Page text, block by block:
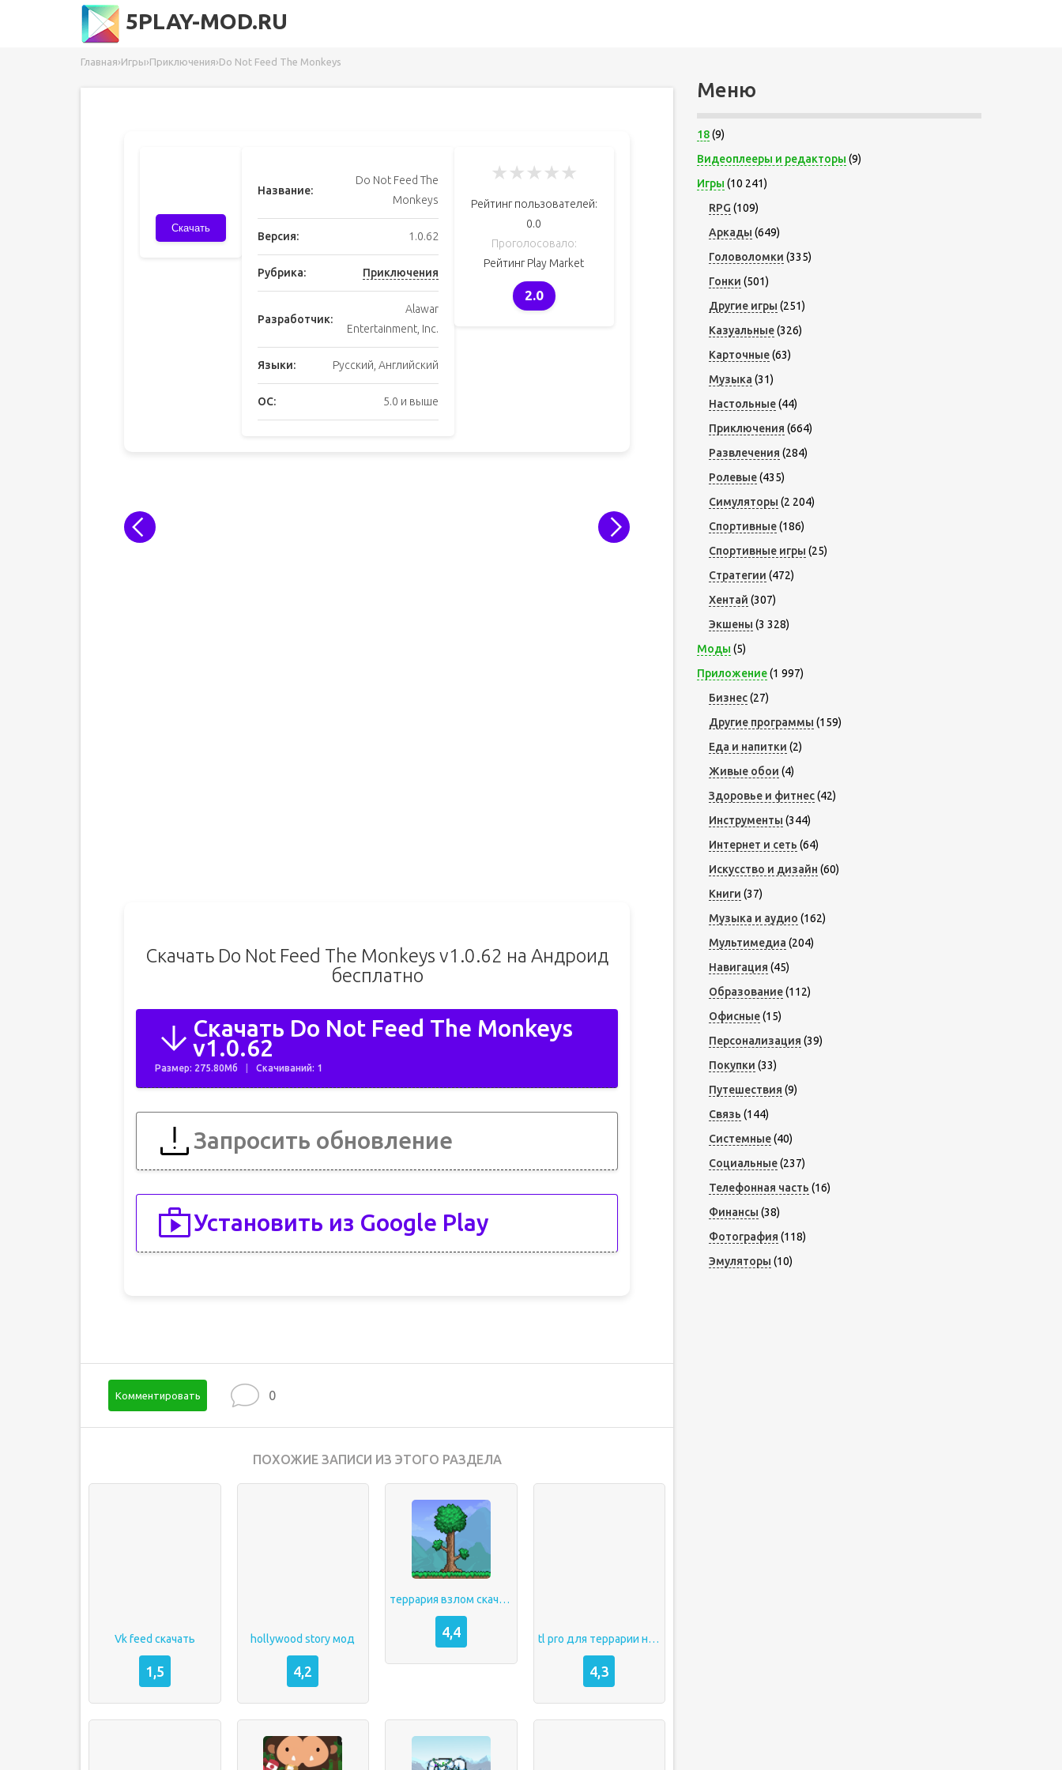
5PLAY-MOD.RU
Главная›Игры›Приключения›Do Not Feed The Monkeys
Скачать
Название:
Do Not Feed The
Monkeys
Версия: 1.0.62
Рубрика: Приключения
Разработчик:
Alawar
Entertainment, Inc.
Языки: Русский, Английский
ОС: 5.0 и выше
★★★★★
Рейтинг пользователей:
0.0
Проголосовало:
Рейтинг Play Market
2.0
Скачать Do Not Feed The Monkeys v1.0.62 на Андроид
бесплатно
Скачать Do Not Feed The Monkeys
v1.0.62
Размер: 275.80Мб Скачиваний: 1
Запросить обновление
Установить из Google Play
Комментировать 0
ПОХОЖИЕ ЗАПИСИ ИЗ ЭТОГО РАЗДЕЛА
Vk feed скачать
1,5
hollywood story мод
4,2
террария взлом скачать
4,4 tl pro для террарии на андроид
4,3
Меню
18(9)
Видеоплееры и редакторы (9)
Игры (10 241)
RPG (109)
Аркады (649)
Головоломки (335)
Гонки (501)
Другие игры (251)
Казуальные(326)
Карточные(63)
Музыка (31)
Настольные(44)
Приключения (664)
Развлечения (284)
Ролевые(435)
Симуляторы (2 204)
Спортивные(186)
Спортивные игры (25)
Стратегии (472)
Хентай (307)
Экшены (3 328)
Моды (5)
Приложение(1 997)
Бизнес(27)
Другие программы (159)
Еда и напитки (2)
Живые обои (4)
Здоровье и фитнес(42)
Инструменты (344)
Интернет и сеть (64)
Искусство и дизайн (60)
Книги (37)
Музыка и аудио (162)
Мультимедиа (204)
Навигация (45)
Образование(112)
Офисные(15)
Персонализация (39)
Покупки (33)
Путешествия (9)
Связь (144)
Системные(40)
Социальные(237)
Телефонная часть (16)
Финансы (38)
Фотография (118)
Эмуляторы (10)